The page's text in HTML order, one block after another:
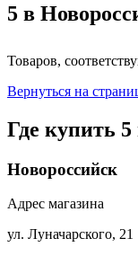
5 в
Товаров,
Вернуться на
Где купить 5
Новороссийск
Адрес магазина
ул. Луначарского, 21